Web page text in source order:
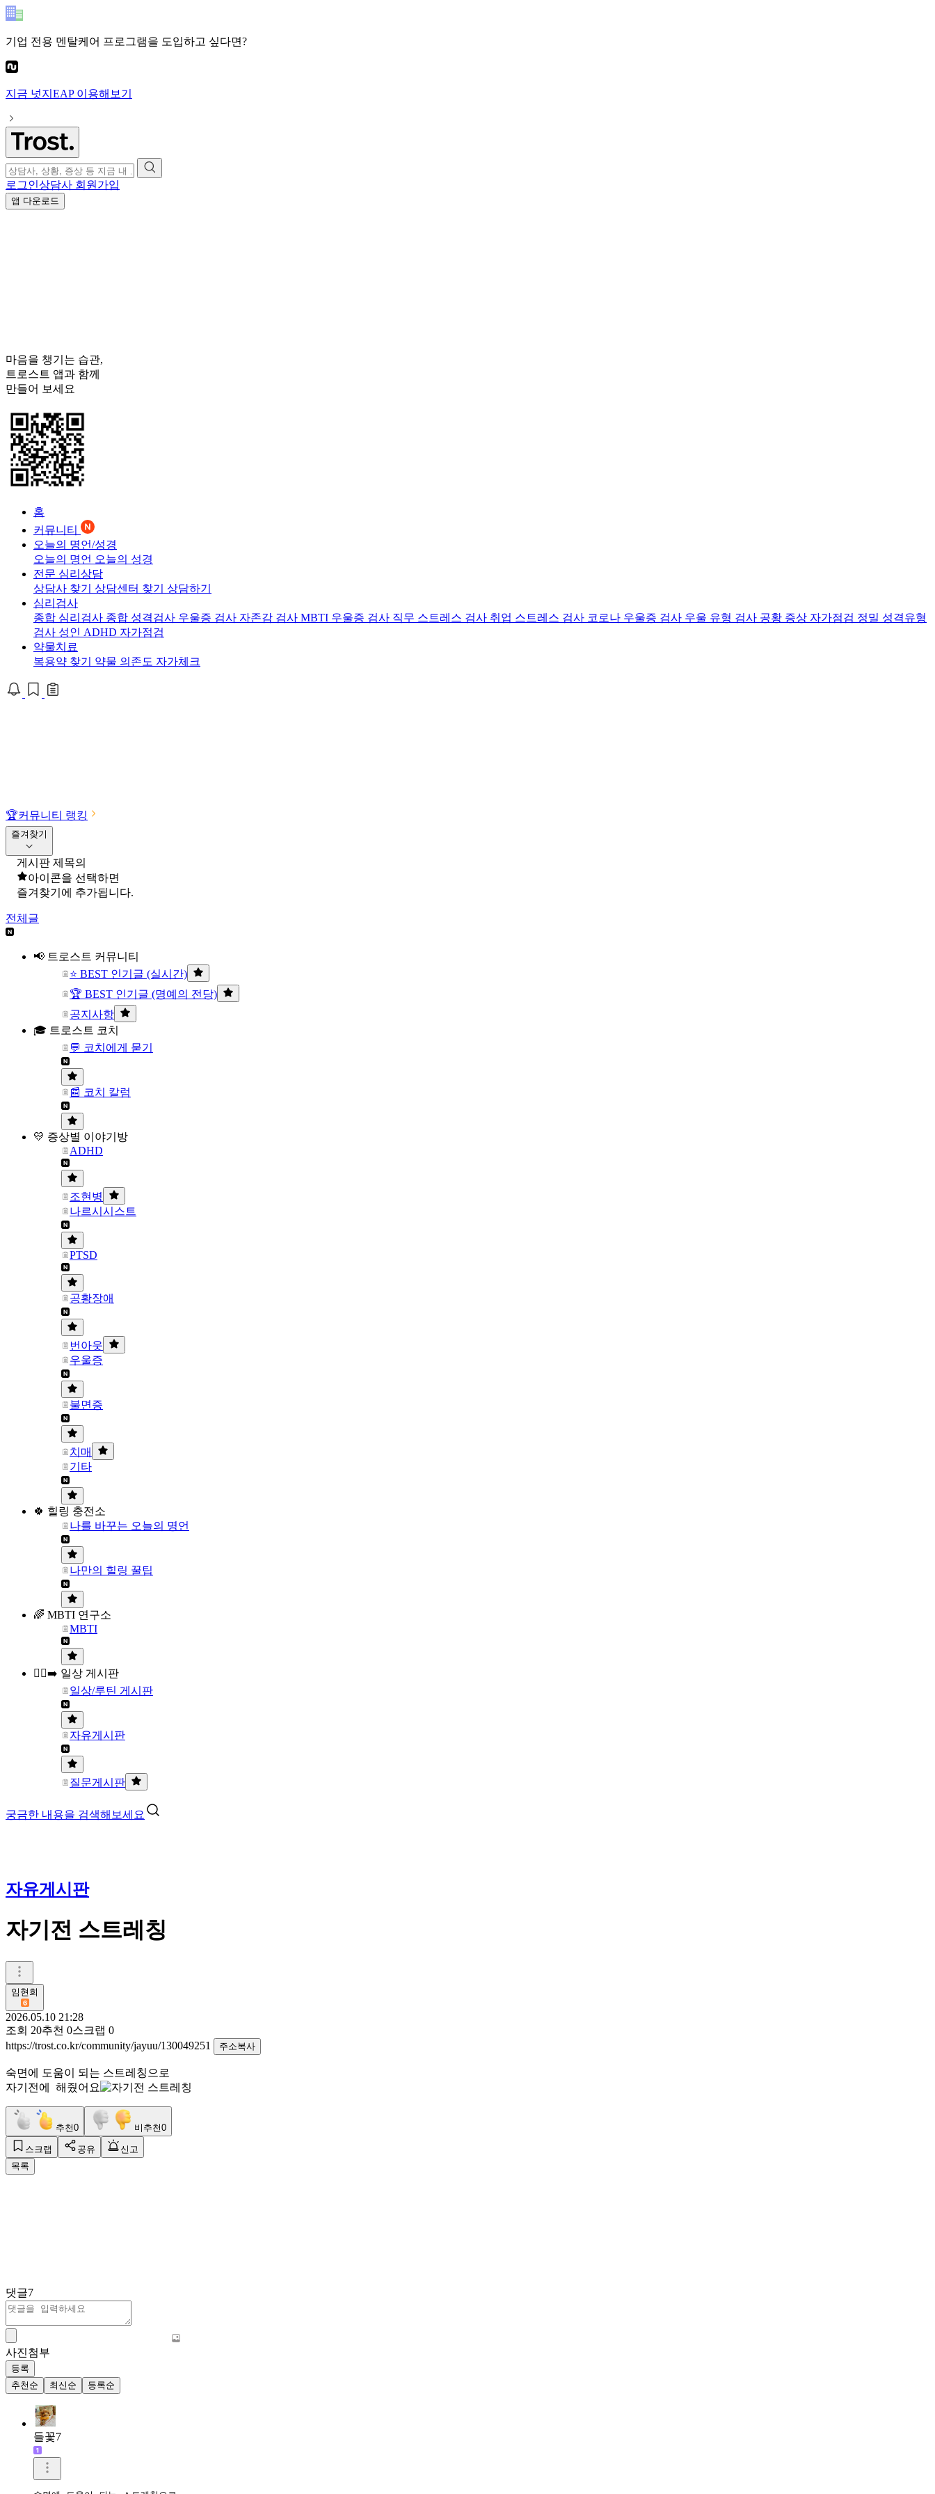
기업 전용 멘탈케어 프로그램을 도입하고 싶다면?
지금 넛지EAP이용해보기
로그인상담사 회원가입
앱 다운로드
마음을 챙기는 습관,
트로스트 앱과 함께
만들어 보세요
홈
커뮤니티
오늘의 명언/성경
오늘의 명언 오늘의 성경
전문 심리상담
상담사 찾기 상담센터 찾기 상담하기
심리검사
종합 심리검사 종합 성격검사 우울증 검사 자존감 검사 MBTI 우울증 검사 직무 스트레스 검사 취업 스트레스 검사 코로나 우울증 검사 우울 유형 검사 공황 증상 자가점검 정밀 성격유형
검사 성인 ADHD 자가점검
약물치료
복용약 찾기 약물 의존도 자가체크
🏆커뮤니티 랭킹
즐겨찾기
게시판 제목의
아이콘을 선택하면
즐겨찾기에 추가됩니다.
전체글
📢 트로스트 커뮤니티
⭐ BEST 인기글 (실시간)
🏆 BEST 인기글 (명예의 전당)
공지사항
🎓 트로스트 코치
💬 코치에게 묻기
📰 코치 칼럼
💛 증상별 이야기방
ADHD
조현병
나르시시스트
PTSD
공황장애
번아웃
우울증
불면증
치매
기타
🍀 힐링 충전소
나를 바꾸는 오늘의 명언
나만의 힐링 꿀팁
🌈 MBTI 연구소
MBTI
🏃‍♀️‍➡️ 일상 게시판
일상/루틴 게시판
자유게시판
질문게시판
궁금한 내용을 검색해보세요
자유게시판
자기전 스트레칭
임현희
2026.05.10 21:28
조회 20추천 0스크랩 0
https://trost.co.kr/community/jayuu/130049251
주소복사
숙면에 도움이 되는 스트레칭으로
자기전에 해줬어요
추천0 비추천0
스크랩 공유
신고
목록
댓글7
사진첨부
등록
추천순
최신순 등록순
들꽃7